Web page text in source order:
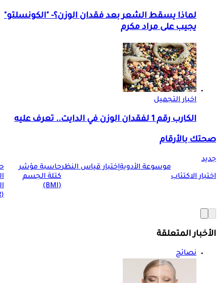
لماذا يسقط الشعر بعد فقدان الوزن؟- "الكونسلتو"
يجيب على مراد مكرم
اخبار التجميل
الكارب رقم 1 لفقدان الوزن في الدايت.. تعرف عليه
صحتك بالأرقام
جديد
اختبار الاكتئاب
موسوعة الأدويةإختبار قياس النظرحاسبة مؤشر
كتلة الجسم
(BMI)
(BMR)
الأخبار المتعلقة
نصائح